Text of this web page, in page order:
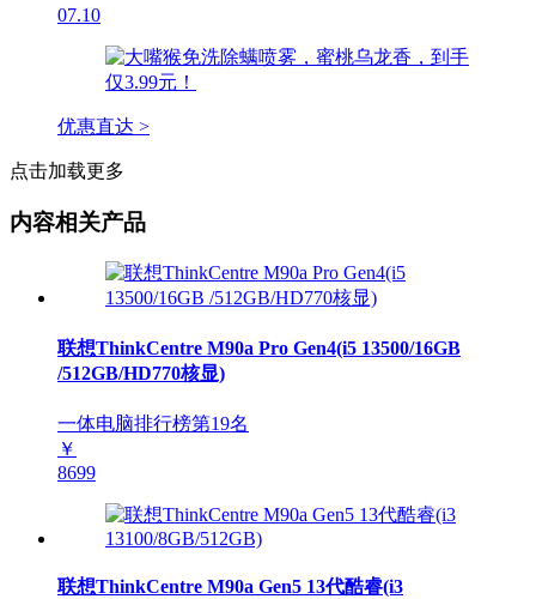
07.10
优惠直达 >
点击加载更多
内容相关产品
联想ThinkCentre M90a Pro Gen4(i5 13500/16GB
/512GB/HD770核显)
一体电脑排行榜第19名
￥
8699
联想ThinkCentre M90a Gen5 13代酷睿(i3